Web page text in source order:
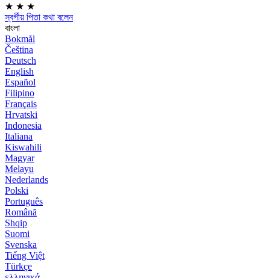
★ ★ ★
স্বর্গীয় পিতা কথা বলেন
বাংলা
Bokmål
Čeština
Deutsch
English
Español
Filipino
Français
Hrvatski
Indonesia
Italiana
Kiswahili
Magyar
Melayu
Nederlands
Polski
Português
Română
Shqip
Suomi
Svenska
Tiếng Việt
Türkçe